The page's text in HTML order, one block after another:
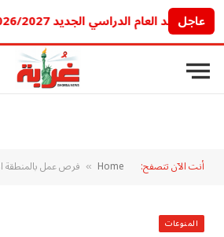
عاجل
الجديد 2026/2027 وخريطة الدراسة والامتحانات كاملة
أنت الآن تتصفح: Home
» فرص عمل بالمنطقة الاقتصادية
المنوعات